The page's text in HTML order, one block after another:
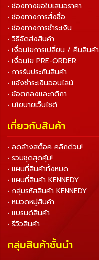
• ช่องทางขอใบเสนอราคา
• ช่องทางการสั่งซื้อ
• ช่องทางการชำระเงิน
• วิธีจัดส่งสินค้า
• เงื่อนไขการเปลี่ยน / คืนสินค้า
• เงื่อนไข PRE-ORDER
• การรับประกันสินค้า
• แจ้งชำระเงินออนไลน์
• ข้อตกลงและกติกา
• นโยบายเว็บไซต์
เกี่ยวกับสินค้า
• ลดล้างสต็อค คลิกด่วน!
• รวมชุดสุดคุ้ม!
• แผนที่สินค้าทั้งหมด
• แผนที่สินค้า KENNEDY
• กลุ่มรหัสสินค้า KENNEDY
• หมวดหมู่สินค้า
• แบรนด์สินค้า
• รีวิวสินค้า
กลุ่มสินค้าชั้นนำ